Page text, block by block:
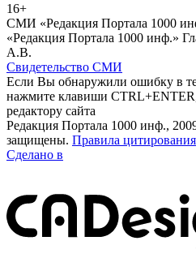
16+
СМИ «Редакция Портала 1000
«Редакция Портала 1000 инф.»
А.В.
Свидетельство СМИ
Если Вы обнаружили ошибку в
нажмите клавиши
редактору сайта
Редакция Портала 1000 инф.,
защищены. Правила цитирования
Сделано в